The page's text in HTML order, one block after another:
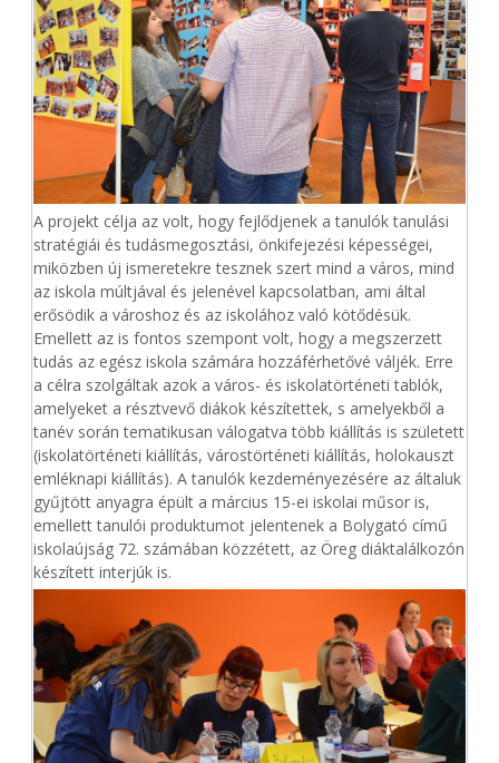
A projekt célja az volt, hogy fejlődjenek a tanulók tanulási
stratégiái és tudásmegosztási, önkifejezési képességei,
miközben új ismeretekre tesznek szert mind a város, mind
az iskola múltjával és jelenével kapcsolatban, ami által
erősödik a városhoz és az iskolához való kötődésük.
Emellett az is fontos szempont volt, hogy a megszerzett
tudás az egész iskola számára hozzáférhetővé váljék. Erre
a célra szolgáltak azok a város- és iskolatörténeti tablók,
amelyeket a résztvevő diákok készítettek, s amelyekből a
tanév során tematikusan válogatva több kiállítás is született
(iskolatörténeti kiállítás, várostörténeti kiállítás, holokauszt
emléknapi kiállítás). A tanulók kezdeményezésére az általuk
gyűjtött anyagra épült a március 15-ei iskolai műsor is,
emellett tanulói produktumot jelentenek a Bolygató című
iskolaújság 72. számában közzétett, az Öreg diáktalálkozón
készített interjúk is.